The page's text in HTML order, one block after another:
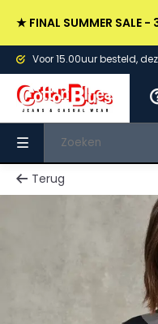
★ FINAL SUMMER SALE
Voor 15.00uur besteld,
Terug